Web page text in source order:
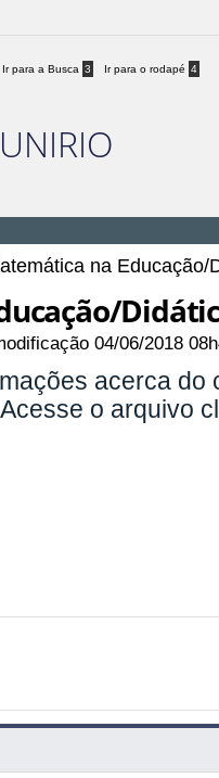
Ir para a Busca 3 Ir para o rodapé 4
na Educação/
04/06/2018
acerca do
o arquivo